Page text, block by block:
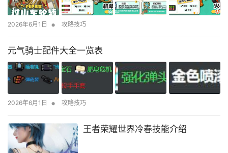
2026年6月1日 • 攻略技巧
元气骑士配件大全一览表
2026年6月1日 • 攻略技巧
王者荣耀世界冷春技能介绍